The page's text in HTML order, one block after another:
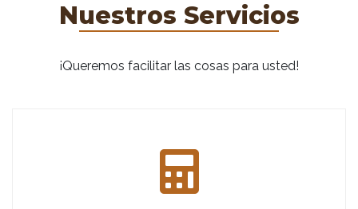
Nuestros Servicios
¡Queremos facilitar las cosas para usted!